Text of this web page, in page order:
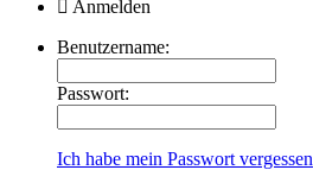
Anmelden
Benutzername:
Passwort:
Ich habe mein Passwort vergessen